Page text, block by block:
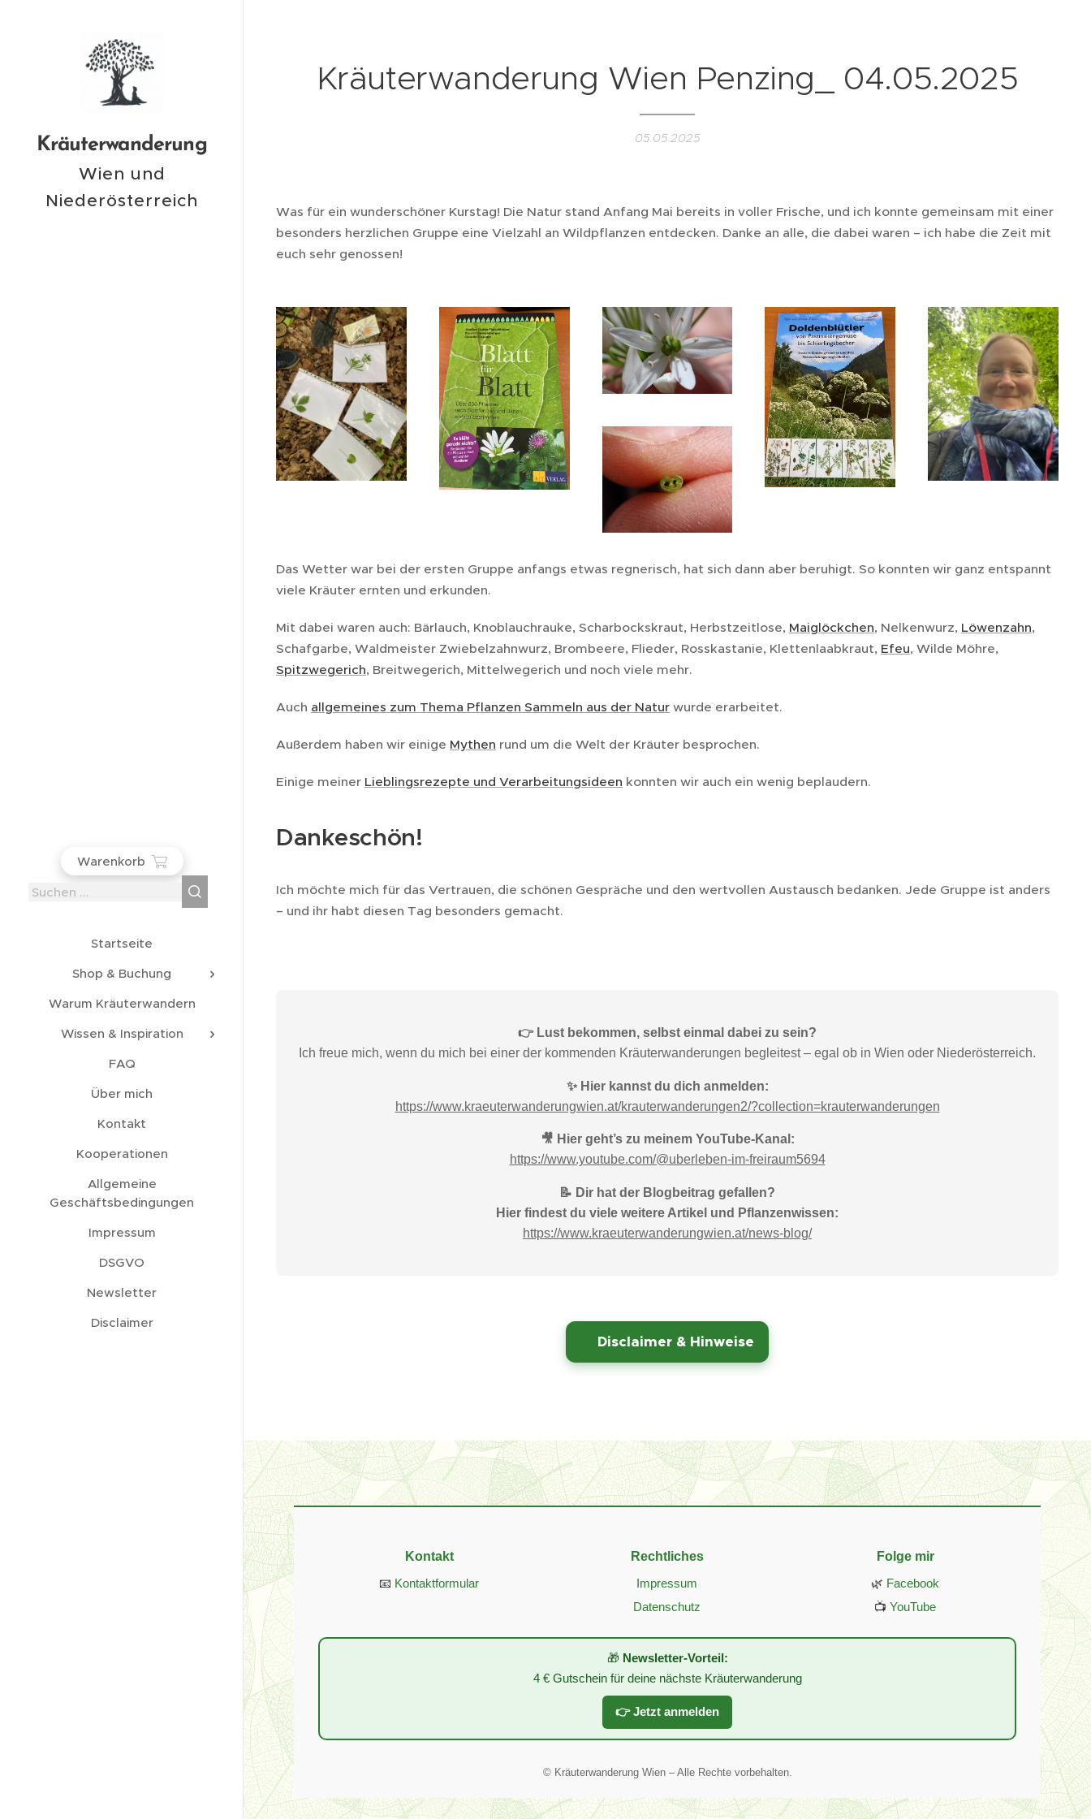
Kräuterwanderung
Wien und
Niederösterreich
Warenkorb
Startseite
Shop & Buchung
Warum Kräuterwandern
Wissen & Inspiration
FAQ
Über mich
Kontakt
Kooperationen
Allgemeine
Geschäftsbedingungen
Impressum
DSGVO
Newsletter
Disclaimer
Kräuterwanderung Wien Penzing_ 04.05.2025
05.05.2025
Was für ein wunderschöner Kurstag! Die Natur stand Anfang Mai bereits in voller Frische, und ich konnte gemeinsam mit einer
besonders herzlichen Gruppe eine Vielzahl an Wildpflanzen entdecken. Danke an alle, die dabei waren – ich habe die Zeit mit
euch sehr genossen! 💚
Das Wetter war bei der ersten Gruppe anfangs etwas regnerisch, hat sich dann aber beruhigt. So konnten wir ganz entspannt
viele Kräuter ernten und erkunden.
Mit dabei waren auch: Bärlauch, Knoblauchrauke, Scharbockskraut, Herbstzeitlose, Maiglöckchen, Nelkenwurz, Löwenzahn,
Schafgarbe, Waldmeister Zwiebelzahnwurz, Brombeere, Flieder, Rosskastanie, Klettenlaabkraut, Efeu, Wilde Möhre,
Spitzwegerich, Breitwegerich, Mittelwegerich und noch viele mehr.
Auch allgemeines zum Thema Pflanzen Sammeln aus der Natur wurde erarbeitet.
Außerdem haben wir einige Mythen rund um die Welt der Kräuter besprochen.
Einige meiner Lieblingsrezepte und Verarbeitungsideen konnten wir auch ein wenig beplaudern.
Dankeschön!
Ich möchte mich für das Vertrauen, die schönen Gespräche und den wertvollen Austausch bedanken. Jede Gruppe ist anders
– und ihr habt diesen Tag besonders gemacht. 🌿✨
👉 Lust bekommen, selbst einmal dabei zu sein?
Ich freue mich, wenn du mich bei einer der kommenden Kräuterwanderungen begleitest – egal ob in Wien oder Niederösterreich.
✨ Hier kannst du dich anmelden:
https://www.kraeuterwanderungwien.at/krauterwanderungen2/?collection=krauterwanderungen
🎥 Hier geht’s zu meinem YouTube-Kanal:
https://www.youtube.com/@uberleben-im-freiraum5694
📝 Dir hat der Blogbeitrag gefallen?
Hier findest du viele weitere Artikel und Pflanzenwissen:
https://www.kraeuterwanderungwien.at/news-blog/
Disclaimer & Hinweise
Kontakt
📧 Kontaktformular
Rechtliches
Impressum
Datenschutz
Folge mir
🌿 Facebook
📺YouTube
🎁 Newsletter-Vorteil:
4 € Gutschein für deine nächste Kräuterwanderung
👉 Jetzt anmelden
© Kräuterwanderung Wien – Alle Rechte vorbehalten.